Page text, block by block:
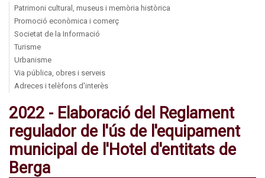
Patrimoni cultural, museus i memòria històrica
Promoció econòmica i comerç
Societat de la Informació
Turisme
Urbanisme
Via pública, obres i serveis
Adreces i telèfons d'interès
2022 - Elaboració del Reglament
regulador de l'ús de l'equipament
municipal de l'Hotel d'entitats de
Berga